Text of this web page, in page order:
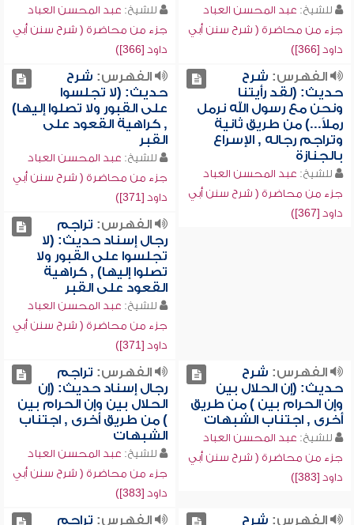
للشيخ: عبد المحسن العباد
جزء من محاضرة ( شرح سنن أبي
داود [366])
للشيخ: عبد المحسن العباد
جزء من محاضرة ( شرح سنن أبي
داود [366])
الفهرس: شرح
حديث: (لقد رأيتنا
ونحن مع رسول الله نرمل
رملاً...) من طريق ثانية
وتراجم رجاله , الإسراع
بالجنازة
للشيخ: عبد المحسن العباد
جزء من محاضرة ( شرح سنن أبي
داود [367])
الفهرس: شرح
حديث: (لا تجلسوا
على القبور ولا تصلوا إليها)
, كراهية القعود على
القبر
للشيخ: عبد المحسن العباد
جزء من محاضرة ( شرح سنن أبي
داود [371])
الفهرس: تراجم
رجال إسناد حديث: (لا
تجلسوا على القبور ولا
تصلوا إليها) , كراهية
القعود على القبر
للشيخ: عبد المحسن العباد
جزء من محاضرة ( شرح سنن أبي
داود [371])
الفهرس: شرح
حديث: (إن الحلال بين
وإن الحرام بين ) من طريق
أخرى , اجتناب الشبهات
للشيخ: عبد المحسن العباد
جزء من محاضرة ( شرح سنن أبي
داود [383])
الفهرس: تراجم
رجال إسناد حديث: (إن
الحلال بين وإن الحرام بين
) من طريق أخرى , اجتناب
الشبهات
للشيخ: عبد المحسن العباد
جزء من محاضرة ( شرح سنن أبي
داود [383])
الفهرس: شرح
الفهرس: تراجم